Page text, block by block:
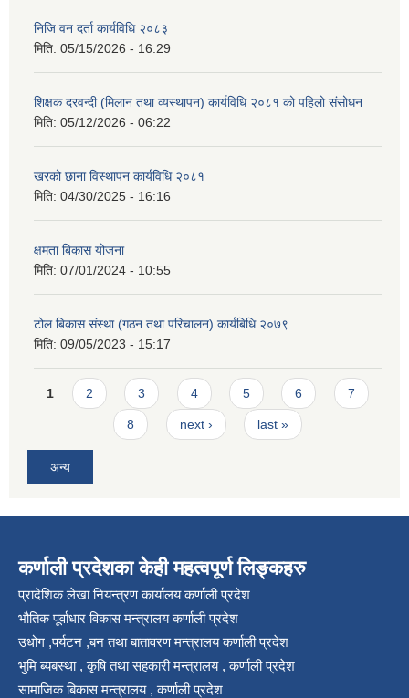
निजि वन दर्ता कार्यविधि २०८३
मिति: 05/15/2026 - 16:29
शिक्षक दरवन्दी (मिलान तथा व्यस्थापन) कार्यविधि २०८१ को पहिलो संसोधन
मिति: 05/12/2026 - 06:22
खरको छाना विस्थापन कार्यविधि २०८१
मिति: 04/30/2025 - 16:16
क्षमता बिकास योजना
मिति: 07/01/2024 - 10:55
टोल बिकास संस्था (गठन तथा परिचालन) कार्यबिधि २०७९
मिति: 09/05/2023 - 15:17
Pages
1 2 3 4 5 6 7
8 next › last »
अन्य
कर्णाली प्रदेशका केही महत्वपूर्ण लिङ्कहरु
प्रादेशिक लेखा नियन्त्रण कार्यालय कर्णाली प्रदेश
भौतिक पूर्वाधार विकास मन्त्रालय कर्णाली प्रदेश
उधोग ,पर्यटन ,बन तथा बातावरण मन्त्रालय कर्णाली प्रदेश
भुमि ब्यबस्था , कृषि तथा सहकारी मन्त्रालय , कर्णाली प्रदेश
सामाजिक बिकास मन्त्रालय , कर्णाली प्रदेश